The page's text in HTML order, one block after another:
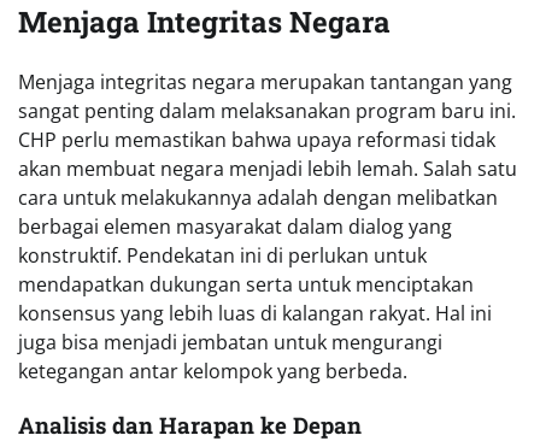
Menjaga Integritas Negara
Menjaga integritas negara merupakan tantangan yang
sangat penting dalam melaksanakan program baru ini.
CHP perlu memastikan bahwa upaya reformasi tidak
akan membuat negara menjadi lebih lemah. Salah satu
cara untuk melakukannya adalah dengan melibatkan
berbagai elemen masyarakat dalam dialog yang
konstruktif. Pendekatan ini di perlukan untuk
mendapatkan dukungan serta untuk menciptakan
konsensus yang lebih luas di kalangan rakyat. Hal ini
juga bisa menjadi jembatan untuk mengurangi
ketegangan antar kelompok yang berbeda.
Analisis dan Harapan ke Depan